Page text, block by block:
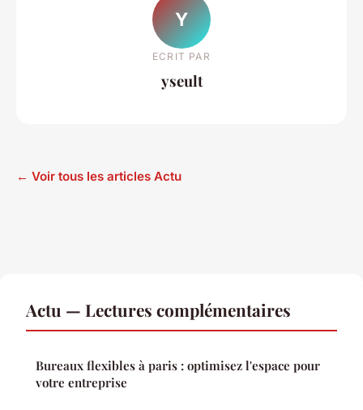
Y
ECRIT PAR
yseult
← Voir tous les articles Actu
Actu — Lectures complémentaires
Bureaux flexibles à paris : optimisez l'espace pour
votre entreprise